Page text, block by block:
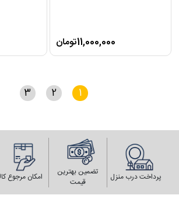
11,000,000تومان
1
2
3
پرداخت درب منزل
تضمین بهترین
قیمت
امکان مرجوع